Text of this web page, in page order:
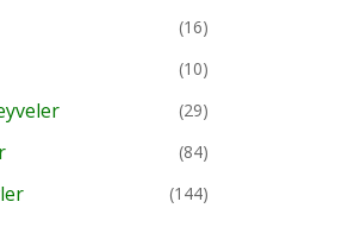
(16)
(10)
(29)
(84)
(144)